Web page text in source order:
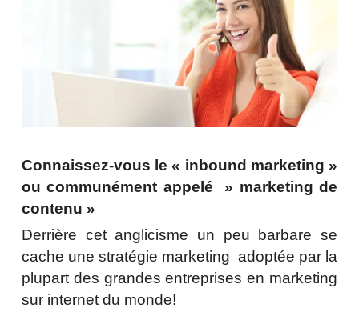
Connaissez-vous le « inbound marketing »
ou communément appelé » marketing de
contenu »
Derrière cet anglicisme un peu barbare se
cache une stratégie marketing adoptée par la
plupart des grandes entreprises en marketing
sur internet du monde!